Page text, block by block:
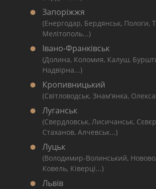
Запоріжжя
(Енергодар, Бердянськ, Пологи,
Мелітополь...)
Івано-Франківськ
(Долина, Коломия, Калуш,
Надвірна...)
Кропивницький
(Світловодськ, Знам'янка,
Луганськ
(Свердловськ, Лисичанськ,
Стаханов, Алчевськ...)
Луцьк
(Володимир-Волинський,
Ковель, Ківерці...)
Львів